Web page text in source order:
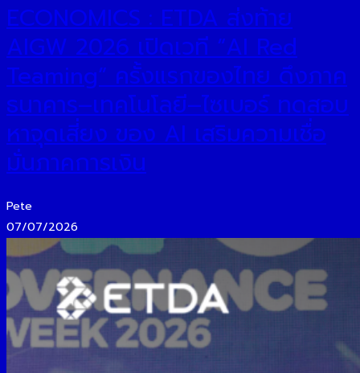
ECONOMICS : ETDA ส่งท้าย
AIGW 2026 เปิดเวที “AI Red
Teaming” ครั้งแรกของไทย ดึงภาค
ธนาคาร–เทคโนโลยี–ไซเบอร์ ทดสอบ
หาจุดเสี่ยง ของ AI เสริมความเชื่อ
มั่นภาคการเงิน
Pete
07/07/2026